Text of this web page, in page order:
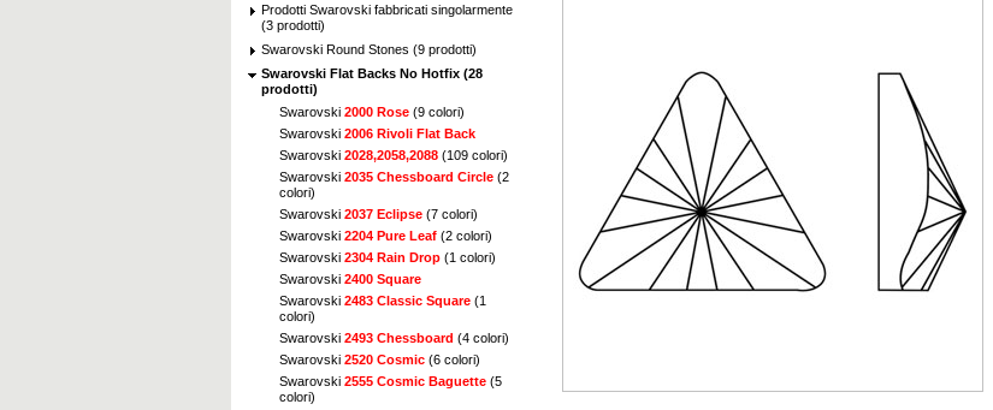
Prodotti Swarovski fabbricati singolarmente
(3 prodotti)
Swarovski Round Stones (9 prodotti)
Swarovski Flat Backs No Hotfix (28
prodotti)
Swarovski 2000 Rose (9 colori)
Swarovski 2006 Rivoli Flat Back
Swarovski 2028,2058,2088 (109 colori)
Swarovski 2035 Chessboard Circle (2
colori)
Swarovski 2037 Eclipse (7 colori)
Swarovski 2204 Pure Leaf (2 colori)
Swarovski 2304 Rain Drop (1 colori)
Swarovski 2400 Square
Swarovski 2483 Classic Square (1
colori)
Swarovski 2493 Chessboard (4 colori)
Swarovski 2520 Cosmic (6 colori)
Swarovski 2555 Cosmic Baguette (5
colori)